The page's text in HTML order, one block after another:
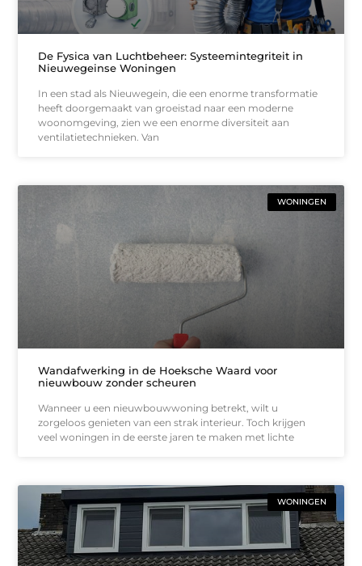
De Fysica van Luchtbeheer: Systeemintegriteit in
Nieuwegeinse Woningen
In een stad als Nieuwegein, die een enorme transformatie
heeft doorgemaakt van groeistad naar een moderne
woonomgeving, zien we een enorme diversiteit aan
ventilatietechnieken. Van
WONINGEN
Wandafwerking in de Hoeksche Waard voor
nieuwbouw zonder scheuren
Wanneer u een nieuwbouwwoning betrekt, wilt u
zorgeloos genieten van een strak interieur. Toch krijgen
veel woningen in de eerste jaren te maken met lichte
WONINGEN